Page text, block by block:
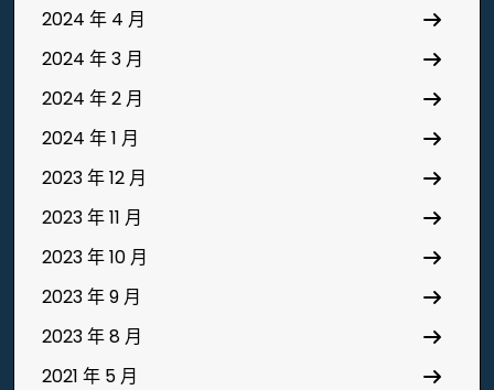
2024 年 4 月
2024 年 3 月
2024 年 2 月
2024 年 1 月
2023 年 12 月
2023 年 11 月
2023 年 10 月
2023 年 9 月
2023 年 8 月
2021 年 5 月